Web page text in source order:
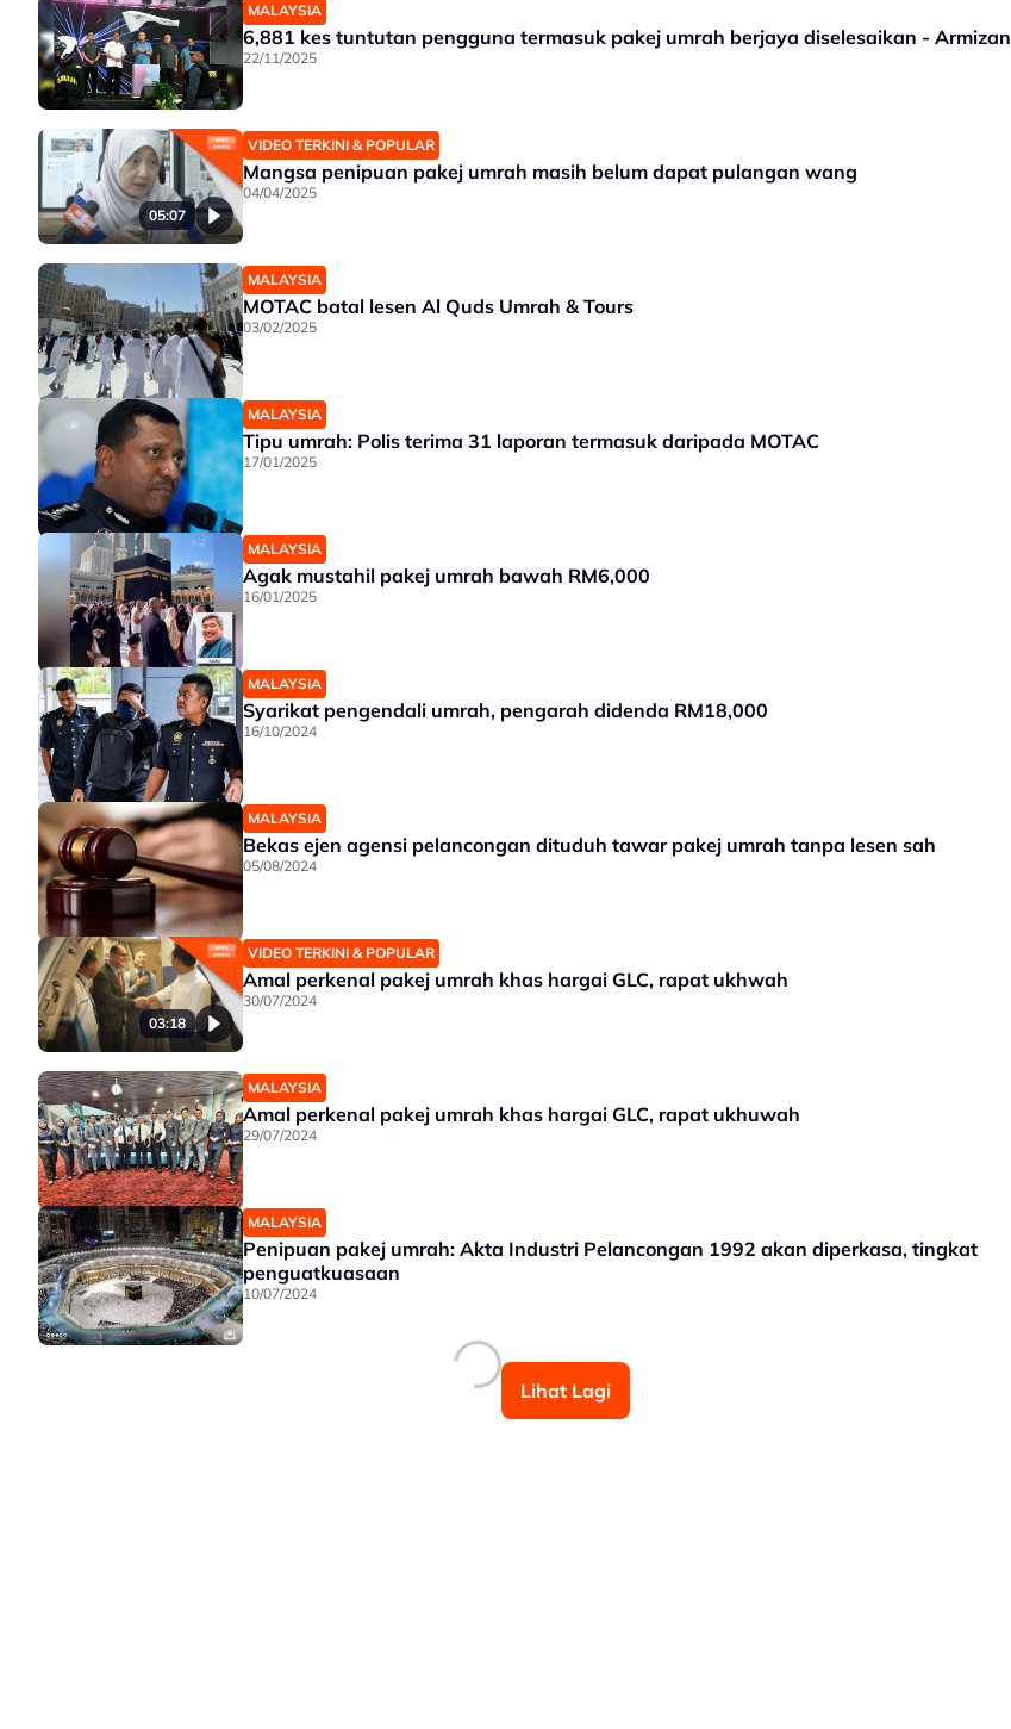
MALAYSIA
6,881 kes tuntutan pengguna termasuk pakej umrah berjaya diselesaikan - Armizan
22/11/2025
05:07
VIDEO TERKINI & POPULAR
Mangsa penipuan pakej umrah masih belum dapat pulangan wang
04/04/2025
MALAYSIA
MOTAC batal lesen Al Quds Umrah & Tours
03/02/2025
MALAYSIA
Tipu umrah: Polis terima 31 laporan termasuk daripada MOTAC
17/01/2025
MALAYSIA
Agak mustahil pakej umrah bawah RM6,000
16/01/2025
MALAYSIA
Syarikat pengendali umrah, pengarah didenda RM18,000
16/10/2024
MALAYSIA
Bekas ejen agensi pelancongan dituduh tawar pakej umrah tanpa lesen sah
05/08/2024
03:18
VIDEO TERKINI & POPULAR
Amal perkenal pakej umrah khas hargai GLC, rapat ukhwah
30/07/2024
MALAYSIA
Amal perkenal pakej umrah khas hargai GLC, rapat ukhuwah
29/07/2024
MALAYSIA
Penipuan pakej umrah: Akta Industri Pelancongan 1992 akan diperkasa, tingkat
penguatkuasaan
10/07/2024
Lihat Lagi